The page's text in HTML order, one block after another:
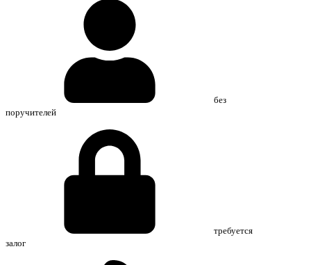
без
поручителей
требуется
залог